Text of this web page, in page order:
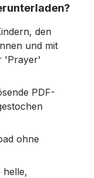
den
und mit
'Prayer'
PDF-
ohne
helle,